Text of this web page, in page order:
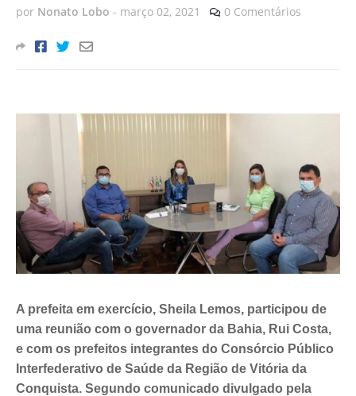
por Nonato Lobo - março 02, 2021 0 Comentários
A prefeita em exercício, Sheila Lemos, participou de
uma reunião com o governador da Bahia, Rui Costa,
e com os prefeitos integrantes do Consórcio Público
Interfederativo de Saúde da Região de Vitória da
Conquista. Segundo comunicado divulgado pela